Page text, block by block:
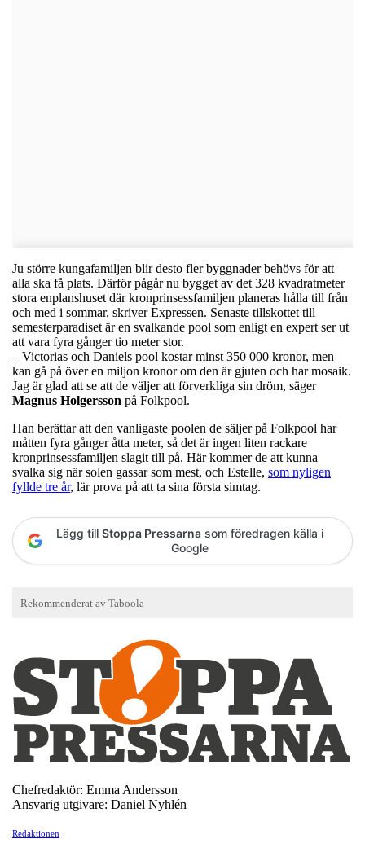
Ju större kungafamiljen blir desto fler byggnader behövs för att
alla ska få plats. Därför pågår nu bygget av det 328 kvadratmeter
stora enplanshuset där kronprinsessfamiljen planeras hålla till från
och med i sommar, skriver Expressen. Senaste tillskottet till
semesterparadiset är en svalkande pool som enligt en expert ser ut
att vara fyra gånger tio meter stor.
– Victorias och Daniels pool kostar minst 350 000 kronor, men
kan gå på över en miljon kronor om den är gjuten och har mosaik.
Jag är glad att se att de väljer att förverkliga sin dröm, säger
Magnus Holgersson på Folkpool.
Han berättar att den vanligaste poolen de säljer på Folkpool har
måtten fyra gånger åtta meter, så det är ingen liten rackare
kronprinsessfamiljen slagit till på. Här kommer de att kunna
svalka sig när solen gassar som mest, och Estelle, som nyligen
fyllde tre år, lär prova på att ta sina första simtag.
Lägg till Stoppa Pressarna som föredragen källa i
Google
Chefredaktör: Emma Andersson
Ansvarig utgivare: Daniel Nyhlén
Redaktionen